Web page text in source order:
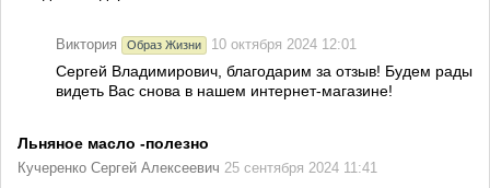
Виктория Образ Жизни 10 октября 2024 12:01
Сергей Владимирович, благодарим за отзыв! Будем рады
видеть Вас снова в нашем интернет-магазине!
Льняное масло -полезно
Кучеренко Сергей Алексеевич 25 сентября 2024 11:41